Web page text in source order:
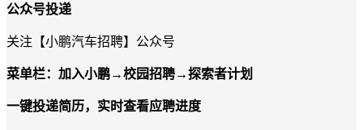
公众号投递
关注【小鹏汽车招聘】公众号
菜单栏：加入小鹏→校园招聘→探索者计划
一键投递简历，实时查看应聘进度